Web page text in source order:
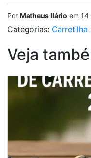
Por Matheus Ilário em 14
Categorias: Carretilha
Veja